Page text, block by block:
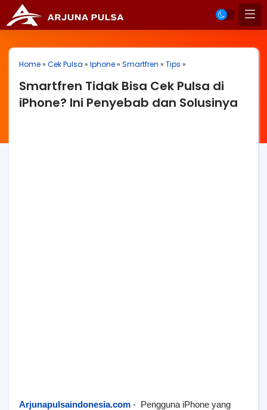
Home» Cek Pulsa » Iphone» Smartfren » Tips »
Smartfren Tidak Bisa Cek Pulsa di
iPhone? Ini Penyebab dan Solusinya
Arjunapulsaindonesia.com - Pengguna iPhone yang